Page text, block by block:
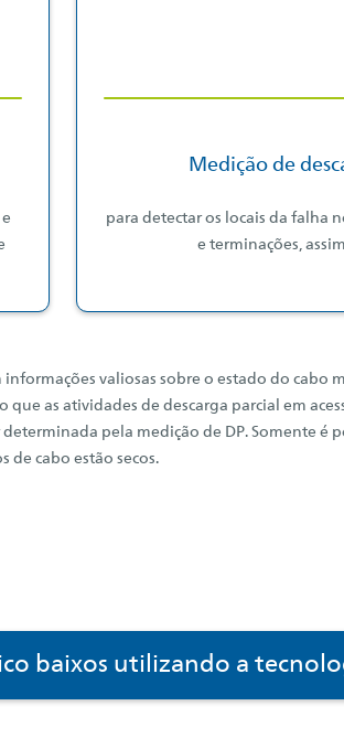
Medição de
para detectar os locais da falha
e terminações,
valiosas sobre o estado do cabo
as atividades de descarga parcial em
pela medição de DP. Somente é
de cabo estão secos.
baixos utilizando a